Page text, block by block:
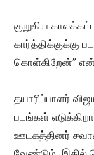
குறுகிய
கார்த்திக்குக்கு
கொள்கிறேன்”
தயாரிப்பாளர்
படங்கள்
ஊடகத்தினர்